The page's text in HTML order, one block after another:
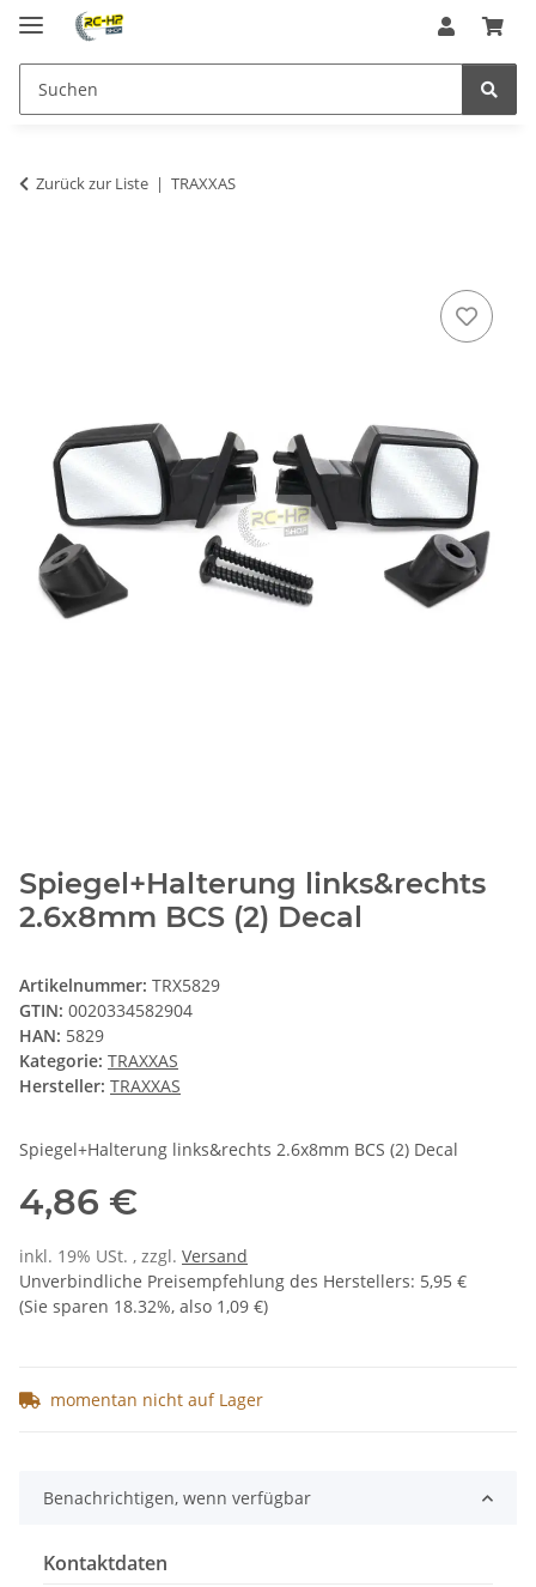
Zurück zur Liste TRAXXAS
Spiegel+Halterung links&rechts
2.6x8mm BCS (2) Decal
Artikelnummer: TRX5829
GTIN: 0020334582904
HAN: 5829
Kategorie: TRAXXAS
Hersteller: TRAXXAS
Spiegel+Halterung links&rechts 2.6x8mm BCS (2) Decal
4,86 €
inkl. 19% USt. , zzgl. Versand
Unverbindliche Preisempfehlung des Herstellers: 5,95 €
(Sie sparen 18.32%, also 1,09 €)
momentan nicht auf Lager
Benachrichtigen, wenn verfügbar
Kontaktdaten